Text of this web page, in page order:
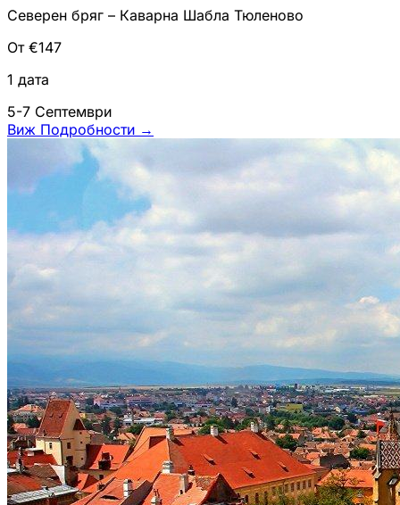
Северен бряг – Каварна Шабла Тюленово
От €147
1 дата
5-7 Септември
Виж Подробности →